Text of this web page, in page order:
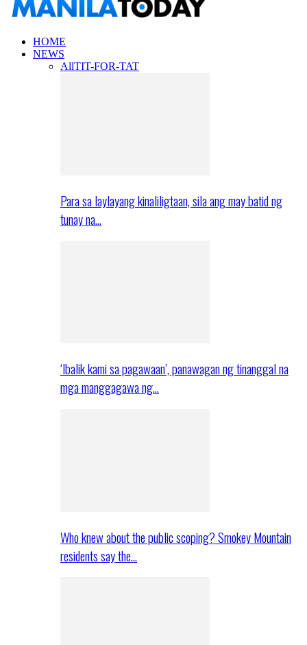
HOME
NEWS
AllTIT-FOR-TAT
Para sa laylayang kinaliligtaan, sila ang may batid ng
tunay na…
‘Ibalik kami sa pagawaan’, panawagan ng tinanggal na
mga manggagawa ng…
Who knew about the public scoping? Smokey Mountain
residents say the…